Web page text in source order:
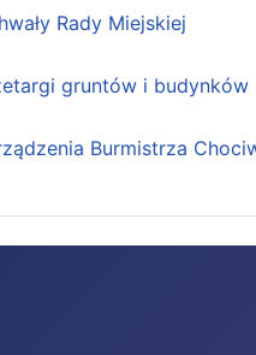
Rady Miejskiej
gruntów i budynków
Burmistrza